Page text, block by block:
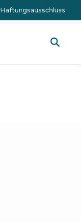
Haftungsausschluss